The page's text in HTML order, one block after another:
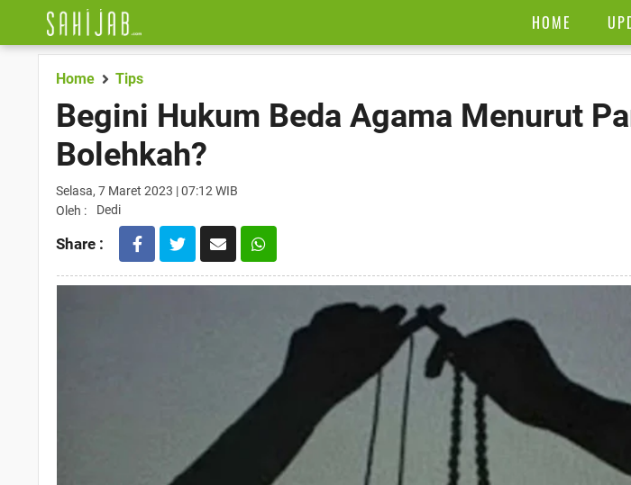
HOME
Home Tips
Begini Hukum Beda Agama Menurut
Bolehkah?
Selasa, 7 Maret 2023 | 07:12 WIB
Oleh :
Dedi
Share :